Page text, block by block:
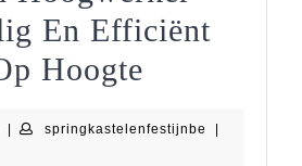
En Efficiënt
Hoogte
21
springkastelenfestijnbe